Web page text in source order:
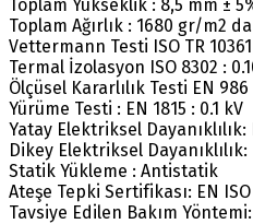
Toplam Yükseklik : 8,5 mm ±
Toplam Ağırlık : 1680 gr/m2
Vettermann Testi ISO TR
Termal İzolasyon ISO 8302 :
Ölçüsel Kararlılık Testi EN
Yürüme Testi : EN 1815 : 0.1 kV
Yatay Elektriksel Dayanıklılık:
Dikey Elektriksel Dayanıklılık:
Statik Yükleme : Antistatik
Ateşe Tepki Sertifikası: EN ISO
Tavsiye Edilen Bakım